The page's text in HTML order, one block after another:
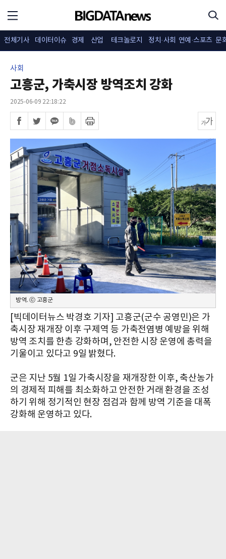
전체기사 데이터이슈 경제 산업 테크놀로지 정치·사회 연예·스포츠 문
사회
고흥군, 가축시장 방역조치 강화
2025-06-09 22:18:22
방역. ⓒ 고흥군
[빅데이터뉴스 박경호 기자] 고흥군(군수 공영민)은 가
축시장 재개장 이후 구제역 등 가축전염병 예방을 위해
방역 조치를 한층 강화하며, 안전한 시장 운영에 총력을
기울이고 있다고 9일 밝혔다.
군은 지난 5월 1일 가축시장을 재개장한 이후, 축산농가
의 경제적 피해를 최소화하고 안전한 거래 환경을 조성
하기 위해 정기적인 현장 점검과 함께 방역 기준을 대폭
강화해 운영하고 있다.